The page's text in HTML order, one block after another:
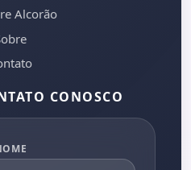
Alcorão
CONOSCO